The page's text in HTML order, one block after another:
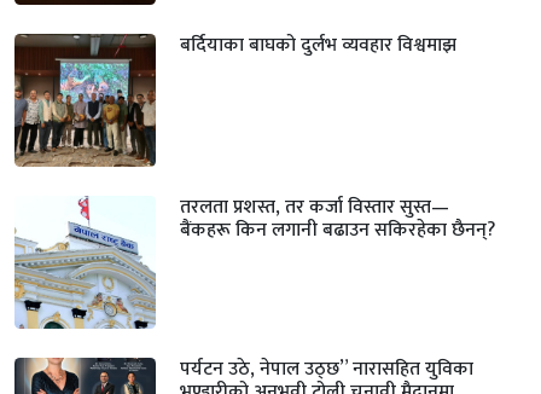
बर्दियाका बाघको दुर्लभ व्यवहार विश्वमाझ
तरलता प्रशस्त, तर कर्जा विस्तार सुस्त—
बैंकहरू किन लगानी बढाउन सकिरहेका छैनन्?
पर्यटन उठे, नेपाल उठ्छ” नारासहित युविका